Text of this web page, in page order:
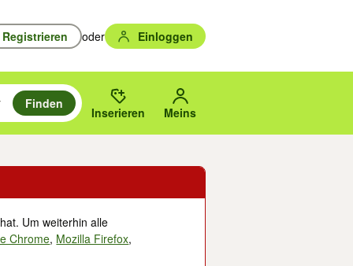
Registrieren oder Einloggen
und mit Eingabetaste auswählen.
zu suchen, oder Vorschläge mit den Pfeiltasten nach oben/
gewählten Orts oder PLZ.
Finden
Inserieren Meins
Um weiterhin alle
Chrome, Mozilla Firefox,